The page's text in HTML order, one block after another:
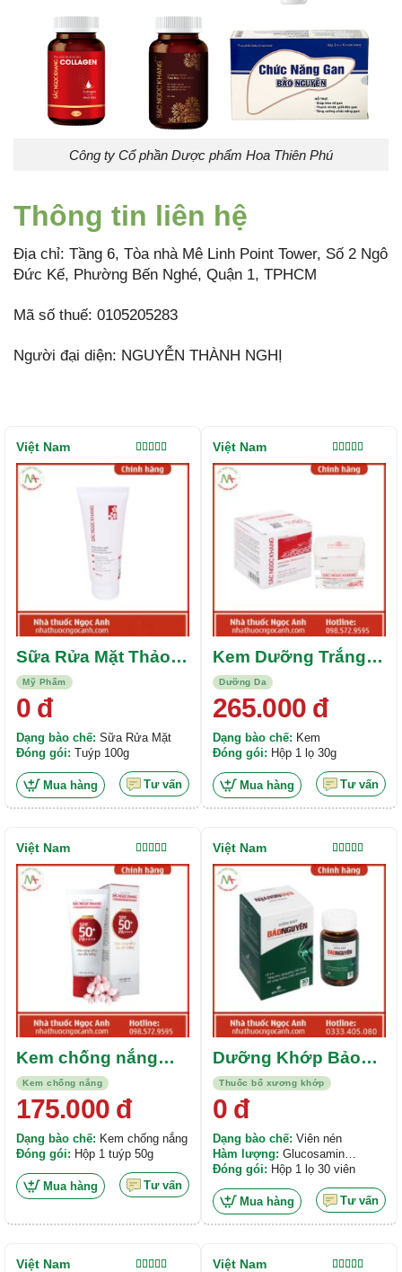
Công ty Cổ phần Dược phẩm Hoa Thiên Phú
Thông tin liên hệ
Địa chỉ: Tầng 6, Tòa nhà Mê Linh Point Tower, Số 2 Ngô
Đức Kế, Phường Bến Nghé, Quận 1, TPHCM
Mã số thuế: 0105205283
Người đại diện: NGUYỄN THÀNH NGHỊ
Mỹ Phẩm
Sữa Rửa Mặt Thảo
Dược Sắc Ngọc
Khang
Được xếp
hạng5.00
0 đ
Dạng bào chế: Sữa Rửa Mặt
Đóng gói: Tuýp 100g
Mua hàng Tư vấn
Việt Nam
Dưỡng Da
Kem Dưỡng Trắng
Da 5 in 1 Sắc Ngọc
Khang
Được xếp
hạng5.00
265.000đ
Dạng bào chế: Kem
Đóng gói: Hộp 1 lọ 30g
Mua hàng Tư vấn
Việt Nam
Kem chống nắng
Kem chống nắng
Sắc Ngọc Khang
SPF50+ PA++++ 50g
Được xếp
hạng5.00
sao
175.000đ
Dạng bào chế: Kem chống nắng
Đóng gói: Hộp 1 tuýp 50g
Mua hàng Tư vấn
Việt Nam
Thuốc bổ xương khớp
Dưỡng Khớp Bảo
Nguyên
Được xếp
hạng4.50
0 đ
Dạng bào chế: Viên nén
Hàm lượng: Glucosamin
500mg, Chiết xuất cây liễu trắng
250mg, MSM 100mg,...
Đóng gói: Hộp 1 lọ 30 viên
Mua hàng Tư vấn
Việt Nam
Việt Nam Việt Nam